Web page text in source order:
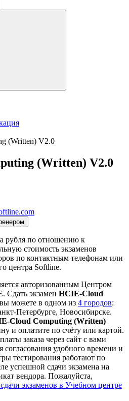
(Written) V2.0
(Written) V2.0
рубля по отношению к
стоимость экзаменов
по контактным телефонам или
центра Softline.
авторизованным Центром
. Сдать экзамен HCIE-Cloud
вы можете в одном из 4 городов:
Петербурге, Новосибирске.
Cloud Computing (Written)
и оплатите по счёту или картой.
заказа через сайт с вами
удобного времени и
тестирования работают по
успешной сдачи экзамена на
вендора. Пожалуйста,
экзаменов в Учебном центре